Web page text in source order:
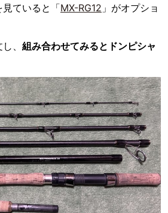
ていると「MX-RG12 」がオプショ
、 組み合わせてみるとドンピシャ